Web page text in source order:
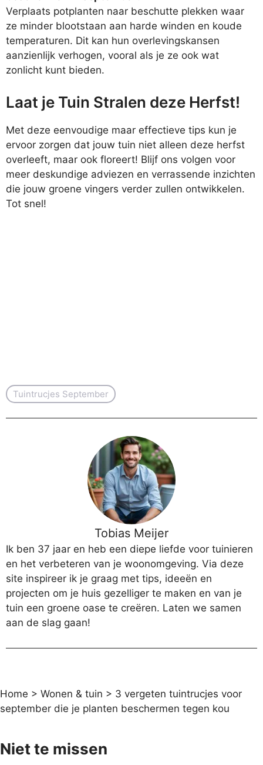
Verplaats potplanten naar beschutte plekken waar
ze minder blootstaan aan harde winden en koude
temperaturen. Dit kan hun overlevingskansen
aanzienlijk verhogen, vooral als je ze ook wat
zonlicht kunt bieden.
Laat je Tuin Stralen deze Herfst!
Met deze eenvoudige maar effectieve tips kun je
ervoor zorgen dat jouw tuin niet alleen deze herfst
overleeft, maar ook floreert! Blijf ons volgen voor
meer deskundige adviezen en verrassende inzichten
die jouw groene vingers verder zullen ontwikkelen.
Tot snel!
Tuintrucjes September
Tobias Meijer
Ik ben 37 jaar en heb een diepe liefde voor tuinieren
en het verbeteren van je woonomgeving. Via deze
site inspireer ik je graag met tips, ideeën en
projecten om je huis gezelliger te maken en van je
tuin een groene oase te creëren. Laten we samen
aan de slag gaan!
Home > Wonen & tuin > 3 vergeten tuintrucjes voor
september die je planten beschermen tegen kou
Niet te missen